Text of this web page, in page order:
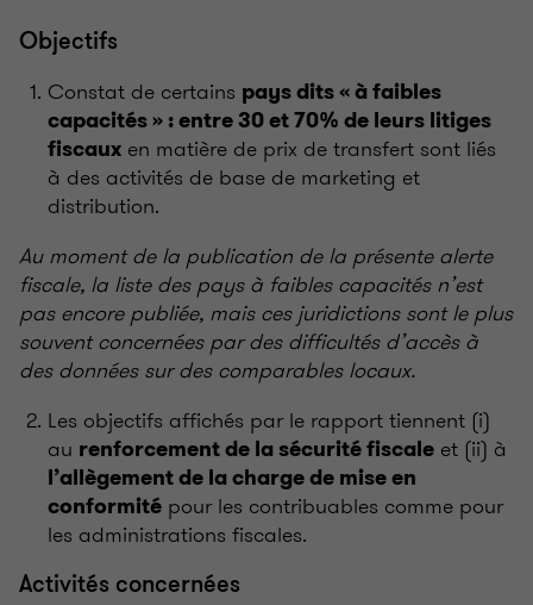
Objectifs
Constat de certains pays dits « à faibles
capacités » : entre 30 et 70% de leurs litiges
fiscaux en matière de prix de transfert sont liés
à des activités de base de marketing et
distribution.
Au moment de la publication de la présente alerte
fiscale, la liste des pays à faibles capacités n’est
pas encore publiée, mais ces juridictions sont le plus
souvent concernées par des difficultés d’accès à
des données sur des comparables locaux.
Les objectifs affichés par le rapport tiennent (i)
au renforcement de la sécurité fiscale et (ii) à
l’allègement de la charge de mise en
conformité pour les contribuables comme pour
les administrations fiscales.
Activités concernées